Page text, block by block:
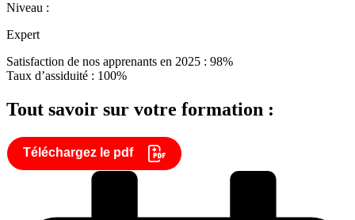
Niveau :
Expert
Satisfaction de nos apprenants en 2025 : 98%
Taux d’assiduité : 100%
Tout savoir sur votre formation :
Téléchargez le pdf